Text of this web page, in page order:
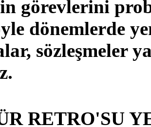
görevlerini
dönemlerde
sözleşmeler
RETRO'SU